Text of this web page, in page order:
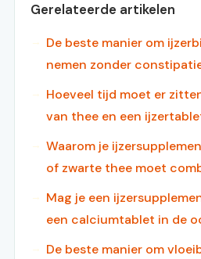
Gerelateerde artikelen
De beste manier om
nemen zonder
Hoeveel tijd moet er
van thee en een
Waarom je
of zwarte thee moet
Mag je een
een calciumtablet in de
De beste manier om